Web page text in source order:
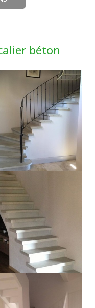
béton